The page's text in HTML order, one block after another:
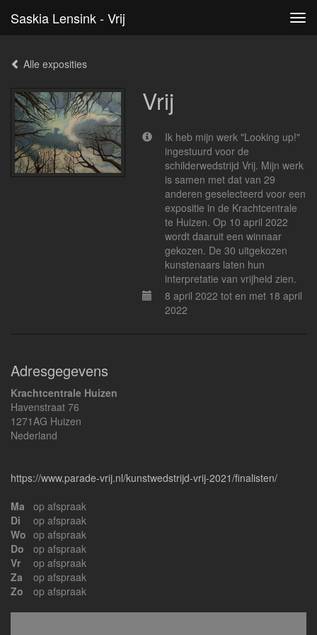
Saskia Lensink - Vrij
Alle exposities
Vrij
Ik heb mijn werk "Looking up!"
ingestuurd voor de
schilderwedstrijd Vrij. Mijn werk
is samen met dat van 29
anderen geselecteerd voor een
expositie in de Krachtcentrale
te Huizen. Op 10 april 2022
wordt daaruit een winnaar
gekozen. De 30 uitgekozen
kunstenaars laten hun
interpretatie van vrijheid zien.
8 april 2022 tot en met 18 april
2022
Adresgegevens
Krachtcentrale Huizen
Havenstraat 76
1271AG Huizen
Nederland
https://www.parade-vrij.nl/kunstwedstrijd-vrij-2021/finalisten/
Ma
op afspraak
Di
op afspraak
Wo op afspraak
Do
op afspraak
Vr
op afspraak
Za
op afspraak
Zo
op afspraak